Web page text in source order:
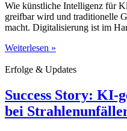
Wie künstliche Intelligenz für
greifbar wird und traditionelle
macht. Digitalisierung ist im
Weiterlesen »
Erfolge & Updates
Success Story: KI-
bei